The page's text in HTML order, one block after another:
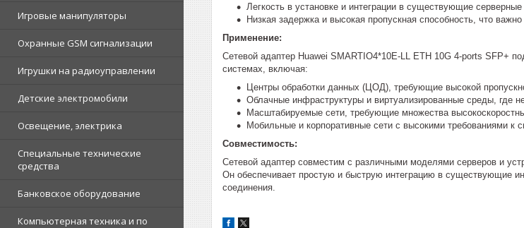
Игровые манипуляторы
Охранные GSM сигнализации
Игрушки на радиоуправлении
Детские электромобили
Освещение, электрика
Специальные технические
средства
Банковское оборудование
Компьютерная техника и по
Легкость в установке и интеграции в существующие
Низкая задержка и высокая пропускная способность, что
Применение:
Сетевой адаптер Huawei SMARTIO4*10E-LL ETH 10G 4-ports SFP+
системах, включая:
Центры обработки данных (ЦОД), требующие высокой
Облачные инфраструктуры и виртуализированные среды, где
Масштабируемые сети, требующие множества
Мобильные и корпоративные сети с высокими требованиями к
Совместимость:
Сетевой адаптер совместим с различными моделями серверов и
Он обеспечивает простую и быструю интеграцию в существующие
соединения.